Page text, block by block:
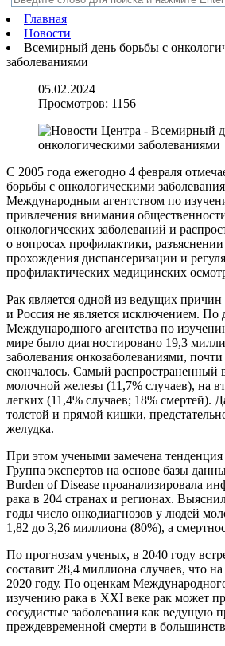
Главная
Новости
Всемирный день борьбы с
заболеваниями
05.02.2024
Просмотров: 1156
С 2005 года ежегодно 4 февраля
борьбы с онкологическими
Международным агентством по
привлечения внимания
онкологических заболеваний и
о вопросах профилактики,
прохождения диспансеризации и
профилактических медицинских
Рак является одной из ведущих
и Россия не является исключением.
Международного агентства по
мире было диагностировано 19,3
заболевания онкозаболеваниями,
скончалось. Самый распространенный
молочной железы (11,7% случаев), на
легких (11,4% случаев; 18% смертей).
толстой и прямой кишки,
желудка.
При этом учеными замечена
Группа экспертов на основе базы
Burden of Disease проанализировала
рака в 204 странах и регионах.
годы число онкодиагнозов у людей
1,82 до 3,26 миллиона (80%), а
По прогнозам ученых, в 2040 году
составит 28,4 миллиона случаев, что
2020 году. По оценкам
изучению рака в XXI веке рак может
сосудистые заболевания как ведущую
преждевременной смерти в